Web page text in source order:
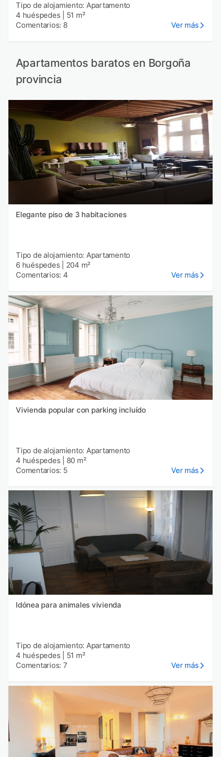
Tipo de alojamiento: Apartamento
4 huéspedes
51 m²
Comentarios: 8
Ver más
Apartamentos baratos en Borgoña
provincia
Elegante piso de 3 habitaciones
Tipo de alojamiento: Apartamento
6 huéspedes
204 m²
Comentarios: 4
Ver más
Vivienda popular con parking incluído
Tipo de alojamiento: Apartamento
4 huéspedes
80 m²
Comentarios: 5
Ver más
Idónea para animales vivienda
Tipo de alojamiento: Apartamento
4 huéspedes
51 m²
Comentarios: 7
Ver más